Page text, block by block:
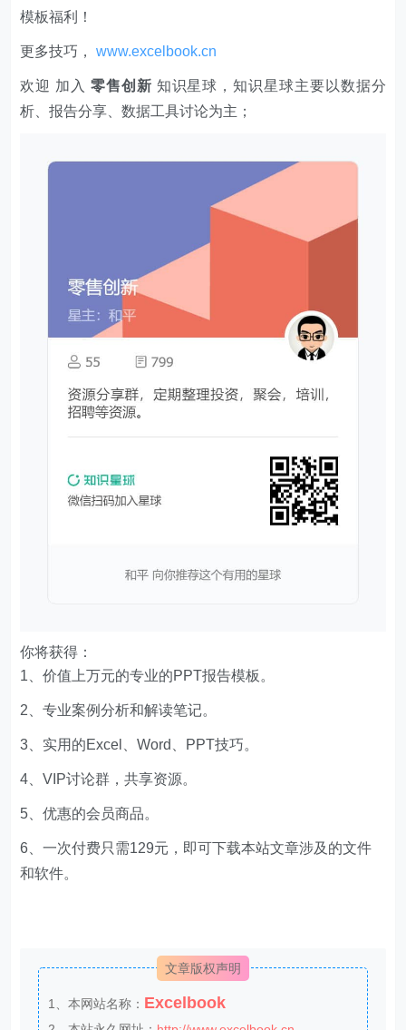
模板福利​​​​！
更多技巧，www.excelbook.cn
欢迎 加入 零售创新 知识星球，知识星球主要以数据分
析、报告分享、数据工具讨论为主；
你将获得：
1、价值上万元的专业的PPT报告模板。
2、专业案例分析和解读笔记。
3、实用的Excel、Word、PPT技巧。
4、VIP讨论群，共享资源。
5、优惠的会员商品。
6、一次付费只需129元，即可下载本站文章涉及的文件
和软件。
文章版权声明
1、本网站名称： Excelbook